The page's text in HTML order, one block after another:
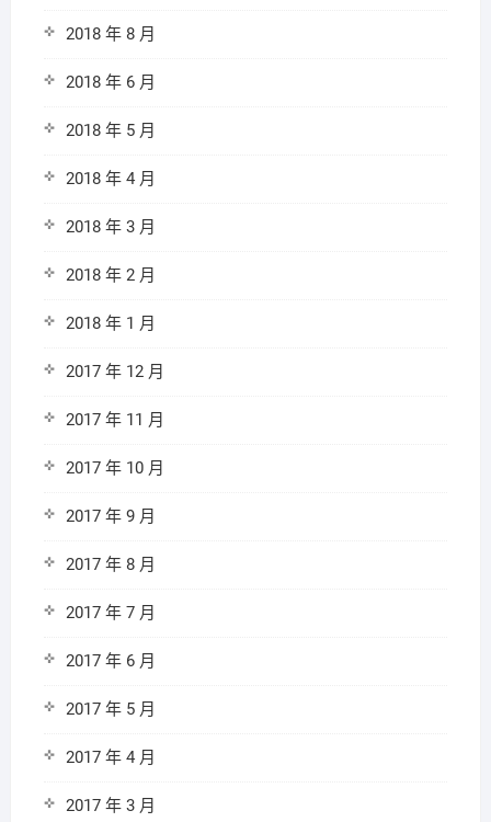
2018 年 8 月
2018 年 6 月
2018 年 5 月
2018 年 4 月
2018 年 3 月
2018 年 2 月
2018 年 1 月
2017 年 12 月
2017 年 11 月
2017 年 10 月
2017 年 9 月
2017 年 8 月
2017 年 7 月
2017 年 6 月
2017 年 5 月
2017 年 4 月
2017 年 3 月